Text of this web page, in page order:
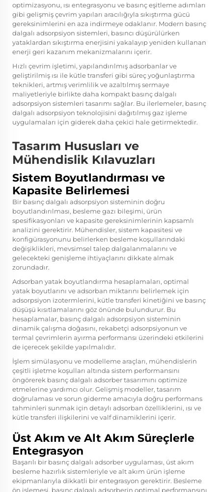
optimizasyonu, ısı entegrasyonu ve basınç eşitleme adımları
gibi gelişmiş çevrim yapıları aracılığıyla sıkıştırma gücü
gereksinimlerini en aza indirmeye odaklanır. Modern basınç
dalgalı adsorpsiyon sistemleri, basıncı düşürülürken
yataklardan sıkıştırma enerjisini yakalayıp yeniden kullanan
enerji geri kazanım mekanizmalarını içerir.
Hızlı çevrim işletimi, yapılandırılmış adsorbanlar ve
geliştirilmiş ısı ile kütle transferi gibi süreç yoğunlaştırma
teknikleri, artmış verimlilik ve azaltılmış sermaye
maliyetleriyle birlikte daha kompakt basınç dalgalı
adsorpsiyon sistemleri tasarımı sağlar. Bu ilerlemeler, basınç
dalgalı adsorpsiyon teknolojisini dağıtılmış gaz işleme
uygulamaları için giderek daha çekici hale getirmektedir.
Tasarım Hususları ve
Mühendislik Kılavuzları
Sistem Boyutlandırması ve
Kapasite Belirlemesi
Bir basınç dalgalı adsorpsiyon sisteminin doğru
boyutlandırılması, besleme gazı bileşimi, ürün
spesifikasyonları ve kapasite gereksinimlerinin kapsamlı
analizini gerektirir. Mühendisler, sistem kapasitesi ve
konfigürasyonunu belirlerken besleme koşullarındaki
değişiklikleri, mevsimsel talep dalgalanmalarını ve
gelecekteki genişleme ihtiyaçlarını dikkate almak
zorundadır.
Adsorban yatak boyutlandırma hesaplamaları, optimal
yatak boyutlarını ve adsorban miktarını belirlemek için
adsorpsiyon izotermlerini, kütle transferi kinetiğini ve basınç
düşüşü kısıtlamalarını göz önünde bulundurur. Bu
hesaplamalar, basınç dalgalı adsorpsiyon sisteminin
dinamik çalışma doğasını, rekabetçi adsorpsiyonun ve
termal çevrimlerin ayırma performansı üzerindeki etkilerini
de içerecek şekilde yapılmalıdır.
İşlem simülasyonu ve modelleme araçları, mühendislerin
çeşitli işletme koşulları altında sistem performansını
öngörerek basınç dalgalı adsorber tasarımını optimize
etmelerine yardımcı olur. Gelişmiş modeller, tasarım
doğrulaması ve sorun giderme amacıyla doğru performans
tahminleri sunmak için detaylı adsorban özelliklerini, ısı ve
kütle transferi ilişkilerini ve valf dinamiklerini içerir.
Üst Akım ve Alt Akım Süreçlerle
Entegrasyon
Başarılı bir basınç dalgalı adsorber uygulaması, üst akım
besleme hazırlık sistemleriyle ve alt akım ürün işleme
ekipmanlarıyla dikkatli bir entegrasyon gerektirir. Besleme
ön işlemesi, basınç dalgalı adsorberin optimal performansını